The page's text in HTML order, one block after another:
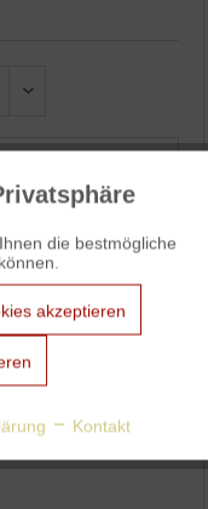
Aktiv
Aktiv
Aktiv
die bestmögliche
akzeptieren
Kontakt